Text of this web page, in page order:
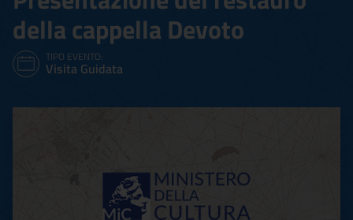
della cappella Devoto
TIPO EVENTO:
Visita Guidata